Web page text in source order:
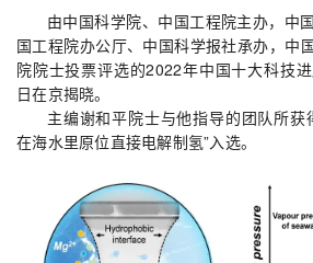
由中国科学院、中国工程院主办，中
国工程院办公厅、中国科学报社承办，中
院院士投票评选的2022年中国十大科技
日在京揭晓。
主编谢和平院士与他指导的团队所获
在海水里原位直接电解制氢”入选。